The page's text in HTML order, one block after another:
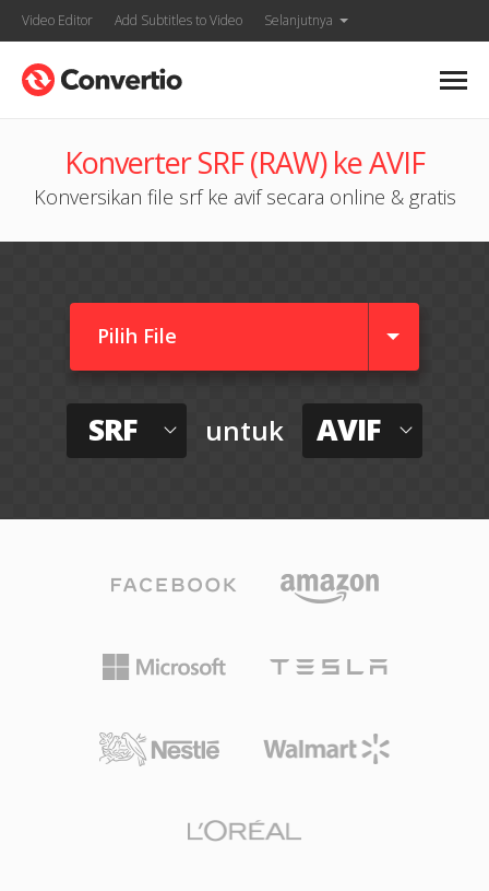
Video Editor Add Subtitles to Video Selanjutnya
Konverter SRF (RAW) ke AVIF
Konversikan file srf ke avif secara online & gratis
Pilih File
SRF untuk AVIF